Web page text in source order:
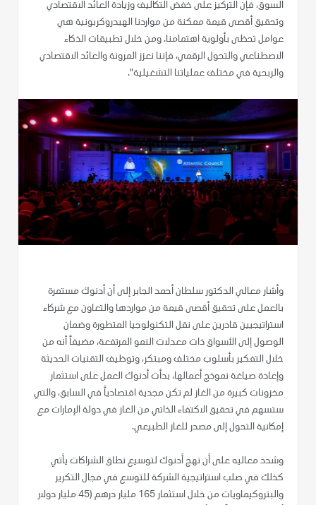
السوق، فإن التركيز على خفض التكاليف وزيادة العائد الاقتصادي
وتحقيق أقصى قيمة ممكنة من مواردنا الهيدروكربونية هي
عوامل تحظى بأولوية اهتمامنا. ومن خلال تطبيقات الذكاء
الاصطناعي والتحول الرقمي، فإننا نعزز المرونة والعائد الاقتصادي
والربحية في مختلف عملياتنا التشغيلية".
وأشار معالي الدكتور سلطان أحمد الجابر إلى أن أدنوك مستمرة
بالعمل على تحقيق أقصى قيمة من مواردها والتعاون مع شركاء
استراتيجيين قادرين على نقل التكنولوجيا المتطورة وضمان
الوصول إلى الأسواق ذات معدلات النمو المرتفعة، مضيفاً أنه من
خلال التفكير بأسلوب مختلف ومبتكر، وتوظيف التقنيات الحديثة
وإعادة صياغة نموذج أعمالها، بدأت أدنوك العمل على استثمار
مخزونات كبيرة من الغاز لم تكن مجدية اقتصادياً في السابق، والتي
ستسهم في تحقيق الاكتفاء الذاتي من الغاز في دولة الإمارات مع
إمكانية التحول إلى مصدر للغاز الطبيعي.
وشدد معاليه على أن نهج أدنوك لتوسيع نطاق الشراكات يأتي
كذلك في صلب استراتيجية الشركة للتوسع في مجال التكرير
والبتروكيماويات من خلال استثمار 165 مليار درهم (45 مليار دولار